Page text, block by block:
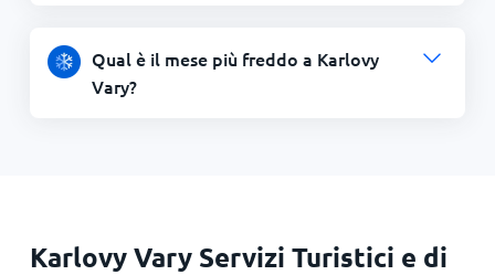
Qual è il mese più freddo a Karlovy
Vary?
Karlovy Vary Servizi Turistici e di